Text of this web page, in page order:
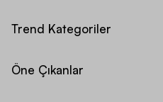
Trend Kategoriler
Öne Çıkanlar